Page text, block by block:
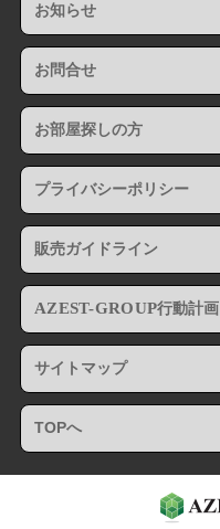
お知らせ
お問合せ
お部屋探しの方
プライバシーポリシー
販売ガイドライン
AZEST-GROUP行動計画
サイトマップ
TOPへ